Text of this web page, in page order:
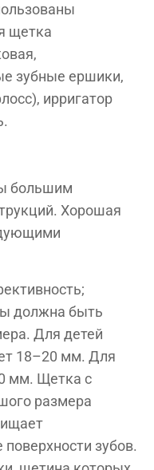
щетка
зубные ершики,
ирригатор
большим
Хорошая
должна быть
Для детей
18–20 мм. Для
мм. Щетка с
размера
зубов.